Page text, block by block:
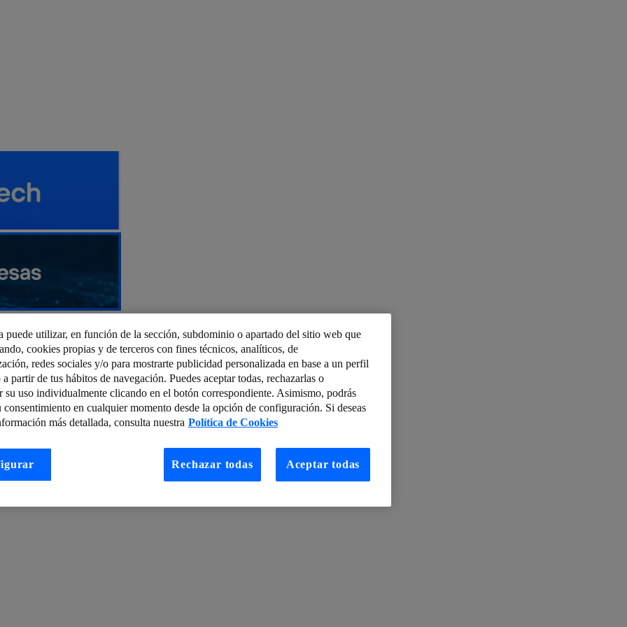
convergencia entre IoT, Big Data e IA
ElevenPaths es entidad asociada
Python necesito? Las 3 Culturas
para la lucha contra las amenazas avanzadas
5G
puede utilizar, en función de la sección, subdominio o apartado del sitio web que
cookies propias y de terceros con fines técnicos, analíticos, de
redes sociales y/o para mostrarte publicidad personalizada en base a un perfil
partir de tus hábitos de navegación. Puedes aceptar todas, rechazarlas o
su uso individualmente clicando en el botón correspondiente. Asimismo, podrás
consentimiento en cualquier momento desde la opción de configuración. Si deseas
más detallada, consulta nuestra Política de Cookies
Rechazar todas Aceptar todas